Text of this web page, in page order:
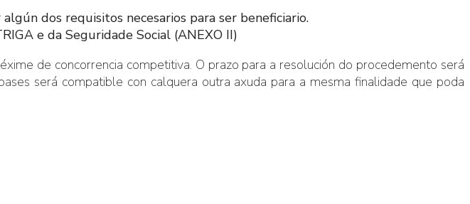
dos requisitos necesarios para ser beneficiario.
e da Seguridade Social (ANEXO II)
de concorrencia competitiva. O prazo para a resolución do procedemento será
será compatible con calquera outra axuda para a mesma finalidade que poda